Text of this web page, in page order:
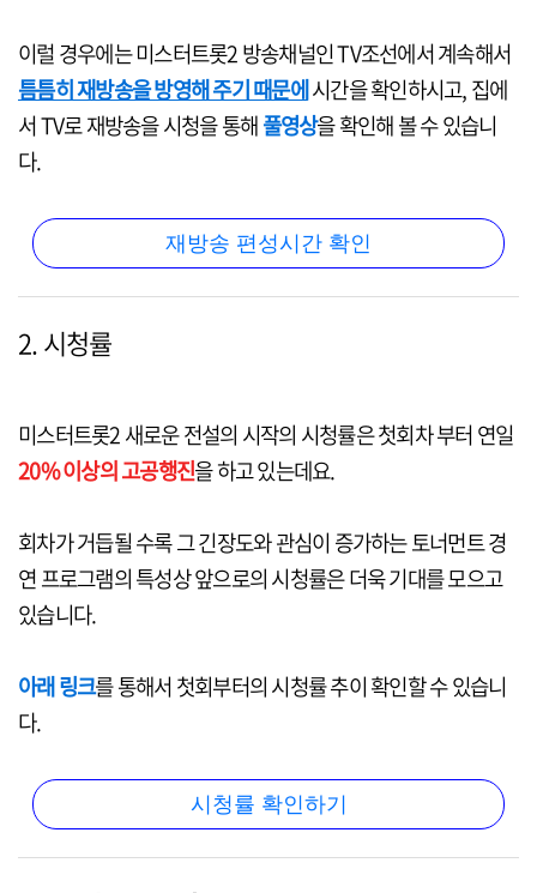
이럴 경우에는 미스터트롯2 방송채널인 TV조선에서 계속해서
틈틈히 재방송을 방영해 주기 때문에시간을 확인하시고, 집에
서 TV로 재방송을 시청을 통해풀영상을 확인해 볼 수 있습니
다.
재방송 편성시간 확인
2. 시청률
미스터트롯2 새로운 전설의 시작의 시청률은 첫회차 부터 연일
20% 이상의 고공행진을 하고 있는데요.
회차가 거듭될 수록 그 긴장도와 관심이 증가하는 토너먼트 경
연 프로그램의 특성상 앞으로의 시청률은 더욱 기대를 모으고
있습니다.
아래 링크를 통해서 첫회부터의 시청률 추이 확인할 수 있습니
다.
시청률 확인하기